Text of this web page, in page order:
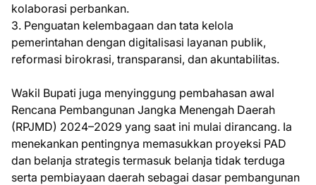
kolaborasi perbankan.
3. Penguatan kelembagaan dan tata kelola
pemerintahan dengan digitalisasi layanan publik,
reformasi birokrasi, transparansi, dan akuntabilitas.
Wakil Bupati juga menyinggung pembahasan awal
Rencana Pembangunan Jangka Menengah Daerah
(RPJMD) 2024–2029 yang saat ini mulai dirancang. Ia
menekankan pentingnya memasukkan proyeksi PAD
dan belanja strategis termasuk belanja tidak terduga
serta pembiayaan daerah sebagai dasar pembangunan